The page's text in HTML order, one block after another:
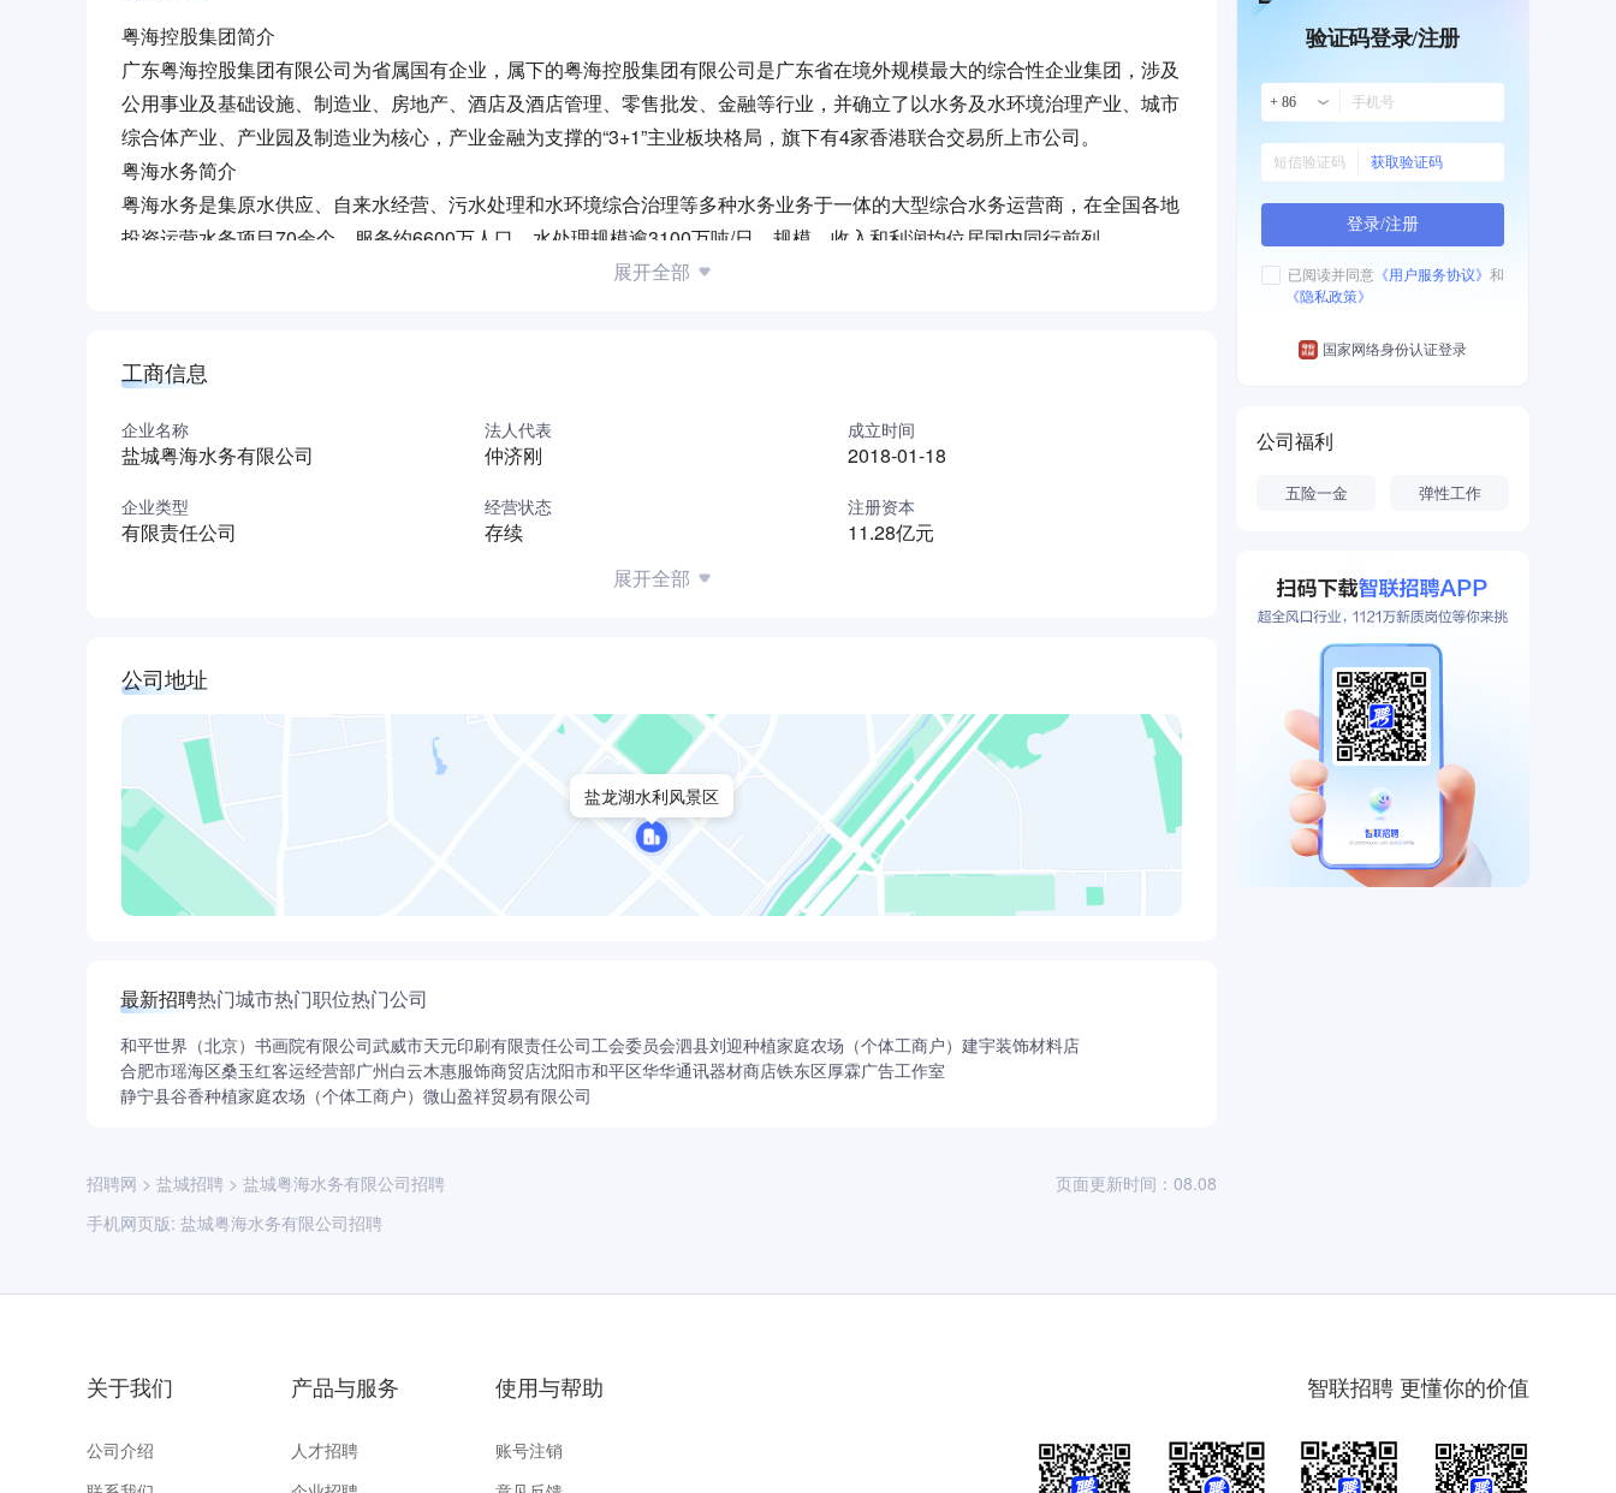
粤海控股集团简介
广东粤海控股集团有限公司为省属国有企业，属下的粤海控股集团有限公司是广东省在境外规模最大的综合性企业集团，涉及
公用事业及基础设施、制造业、房地产、酒店及酒店管理、零售批发、金融等行业，并确立了以水务及水环境治理产业、城市
综合体产业、产业园及制造业为核心，产业金融为支撑的“3+1”主业板块格局，旗下有4家香港联合交易所上市公司。
粤海水务简介
粤海水务是集原水供应、自来水经营、污水处理和水环境综合治理等多种水务业务于一体的大型综合水务运营商，在全国各地
投资运营水务项目70余个，服务约6600万人口，水处理规模逾3100万吨/日，规模、收入和利润均位居国内同行前列。
秉持“生命水、政治水、经济水”的核心价值观，粤海水务始终把“供应优质水、改善水环境”作为自己的使命，实施质量、安
盐城粤海水务简介
多亿元打造盐城新水源地及引水工程。
新水源工程采用PPP运营模式（TOT形式），由盐城市人民政府（30%）、中国政企合作投资基金（21%）和广东粤海控股集
团（49%）三方股东共同出资，成立盐城粤海水务有限公司，公司于2018年1月18日正式成立，注册资本金11.28亿，总引水
规模115万吨/日，从扬州市宝应县境内取优质长江运河之水，经213公里输水管道源源不断向盐城大市区、射阳、建湖、大丰
等地供应原水，服务人口近500万，被国家财政部列为第三批PPP示范项目、被列入江苏省重大民生保障项目，被市委、市政
危、经济发展、社会稳定的政治使命和社会责任，不断开创政府放心、市民满意、员工受益、多方共赢的新局面，赢得了盐城
政府和市民的信赖。
盐城粤海水务有限公司现面向社会招贤纳士，希望有情怀、有干劲、有梦想的你加入我们的团队，实现你的价值，创造公司辉
煌，为造福盐阜大地、谱写“强富美高”新盐城而不懈努力！
徐州粤海水务简介
徐州粤海水务有限责任公司是由广东粤海控股有限公司与徐州市新水国有资产经营有限公司共同出资成立的骆马湖PPP项目公
司，公司于2016年4月20日成立，注册资本金为7.2亿元人民币,总资产约24亿元。骆马湖PPP项目是财政部首批30个PPP示范
之一，是徐州市保障百姓用水需求的民生工程项目，对完善徐州供水安全保障体系构建安全稳定的饮用水源格局、推进淮海经
供原水供应服务。
展开全部
工商信息
企业名称
盐城粤海水务有限公司
法人代表
仲济刚
成立时间
2018-01-18
企业类型
有限责任公司
经营状态
存续
注册资本
11.28亿元
展开全部
公司地址
盐龙湖水利风景区
最新招聘热门城市热门职位热门公司
和平世界（北京）书画院有限公司武威市天元印刷有限责任公司工会委员会泗县刘迎种植家庭农场（个体工商户） 建宇装饰材料店
合肥市瑶海区桑玉红客运经营部广州白云木惠服饰商贸店沈阳市和平区华华通讯器材商店铁东区厚霖广告工作室
静宁县谷香种植家庭农场（个体工商户） 微山盈祥贸易有限公司
招聘网 > 盐城招聘 > 盐城粤海水务有限公司招聘
手机网页版: 盐城粤海水务有限公司招聘
页面更新时间：08.08
验证码登录/注册
+ 86
获取验证码
登录/注册
已阅读并同意 《用户服务协议》 和
《隐私政策》
国家网络身份认证登录
公司福利
五险一金 弹性工作
关于我们
公司介绍
产品与服务
人才招聘
使用与帮助
账号注销
智联招聘 更懂你的价值